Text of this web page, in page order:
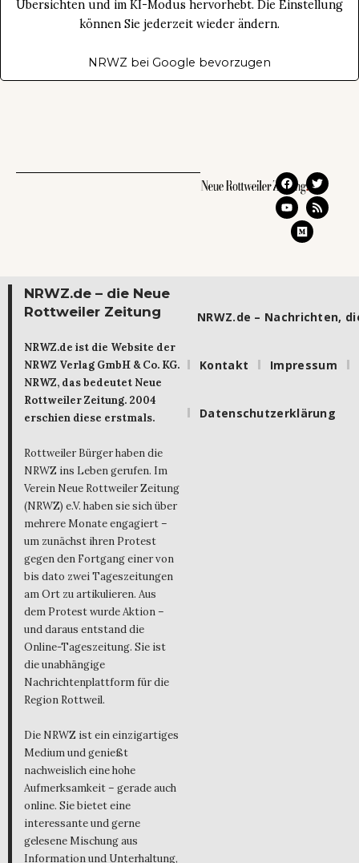
Übersichten und im KI-Modus hervorhebt. Die Einstellung
können Sie jederzeit wieder ändern.
NRWZ bei Google bevorzugen
NRWZ.de – die Neue
Rottweiler Zeitung
NRWZ.de ist die Website der
NRWZ Verlag GmbH & Co. KG.
NRWZ, das bedeutet Neue
Rottweiler Zeitung. 2004
erschien diese erstmals.
Rottweiler Bürger haben die
NRWZ ins Leben gerufen. Im
Verein Neue Rottweiler Zeitung
(NRWZ) e.V. haben sie sich über
mehrere Monate engagiert –
um zunächst ihren Protest
gegen den Fortgang einer von
bis dato zwei Tageszeitungen
am Ort zu artikulieren. Aus
dem Protest wurde Aktion –
und daraus entstand die
Online-Tageszeitung. Sie ist
die unabhängige
Nachrichtenplattform für die
Region Rottweil.
Die NRWZ ist ein einzigartiges
Medium und genießt
nachweislich eine hohe
Aufmerksamkeit – gerade auch
online. Sie bietet eine
interessante und gerne
gelesene Mischung aus
Information und Unterhaltung,
NRWZ.de – Nachrichten,
Kontakt Impressum
Datenschutzerklärung